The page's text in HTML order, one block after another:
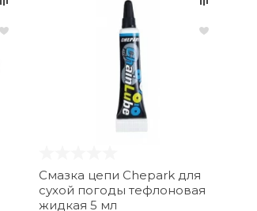
Смазка цепи Chepark для
сухой погоды тефлоновая
жидкая 5 мл